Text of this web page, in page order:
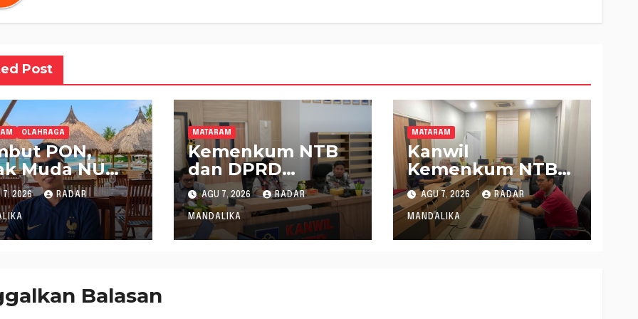
Post
OLAHRAGA
PON,
Muda NU
Dukung
Pimpin
NTB
7, 2026 RADAR
MATARAM
Kemenkum NTB
dan DPRD
Sumbawa
Mantapkan
Rencana
Pembentukan 8
AGU 7, 2026 RADAR
MANDALIKA
MATARAM
Kanwil
Kemenkum NTB
Gelar Konsultasi
Penghitungan
Kebutuhan
Formasi JF
AGU 7, 2026 RADAR
MANDALIKA
Balasan